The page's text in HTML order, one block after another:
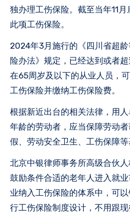
独办理工伤保险。截至当年11
此项工伤保险。
2024年3月施行的《四川省超
险办法》规定，已经达到或者
在65周岁及以下的从业人员，
工伤保险并缴纳工伤保险费。
根据新近出台的相关法律，用
年龄的劳动者，应当保障劳动
假、劳动安全卫生、工伤保障等
北京中银律师事务所高级合伙
鼓励条件合适的老年人进入就
业纳入工伤保险的体系中，可
行工伤保险制度设计，不用跟